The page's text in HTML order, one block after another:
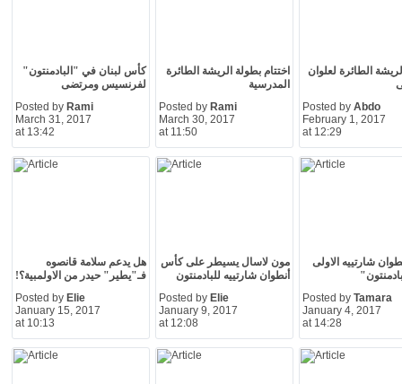
كأس لبنان في "البادمنتون"
لفرنسيس ومرتضى
Posted by Rami
March 31, 2017
at 13:42
اختتام بطولة الريشة الطائرة
المدرسية
Posted by Rami
March 30, 2017
at 11:50
الطائرة لعلوان
Posted by Abdo
February 1, 2017
at 12:29
هل يدعم سلامة قانصوه
فـ"يطير" حيدر من الاولمبية؟!
Posted by Elie
January 15, 2017
at 10:13
مون لاسال يسيطر على كأس
أنطوان شارتييه للبادمنتون
Posted by Elie
January 9, 2017
at 12:08
شارتييه الاولى
Posted by Tamara
January 4, 2017
at 14:28